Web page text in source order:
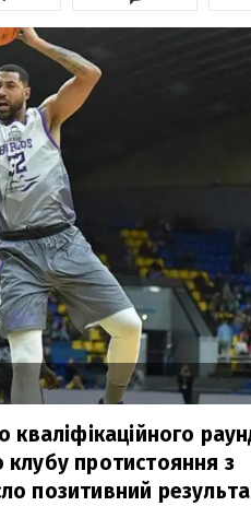
кваліфікаційного
клубу протистояння з
позитивний